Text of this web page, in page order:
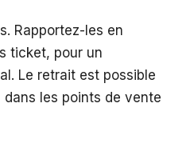
Rapportez-les en
ticket, pour un
Le retrait est possible
dans les points de vente